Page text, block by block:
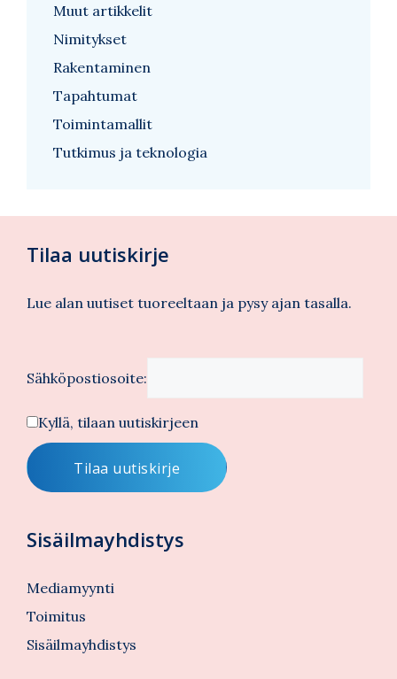
Muut artikkelit
Nimitykset
Rakentaminen
Tapahtumat
Toimintamallit
Tutkimus ja teknologia
Tilaa uutiskirje
Lue alan uutiset tuoreeltaan ja pysy ajan tasalla.
Sähköpostiosoite:
Kyllä, tilaan uutiskirjeen
Sisäilmayhdistys
Mediamyynti
Toimitus
Sisäilmayhdistys